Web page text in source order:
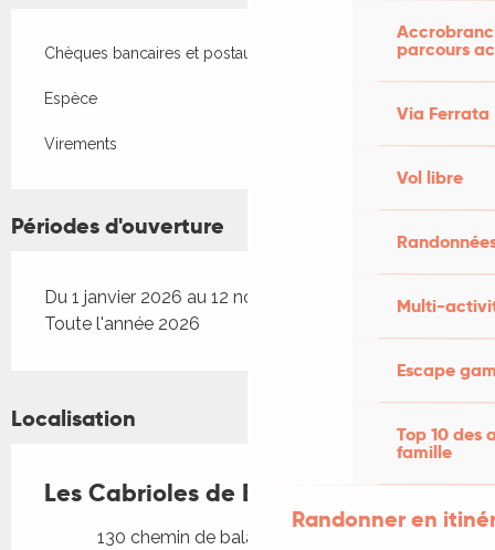
parcours
Via Ferrata
Vol libre
Multi-
Escape
Top 10 des
famille
Randonner en
Chèques bancaires et postaux
Espèce
Virements
Périodes d'ouverture
Du 1 janvier 2026 au 12 novembre 2026
Toute l'année 2026
Localisation
Les Cabrioles de Balajou
130 chemin de balajou, 46100 Figeac